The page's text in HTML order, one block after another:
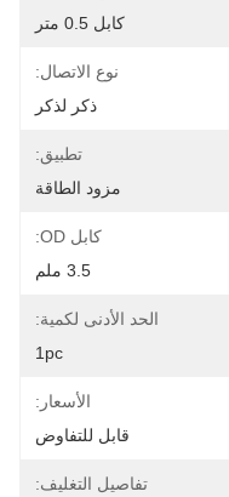
كابل 0.5 متر
نوع الاتصال:
ذكر لذكر
تطبيق:
مزود الطاقة
كابل OD:
3.5 ملم
الحد الأدنى لكمية:
1pc
الأسعار:
قابل للتفاوض
تفاصيل التغليف: